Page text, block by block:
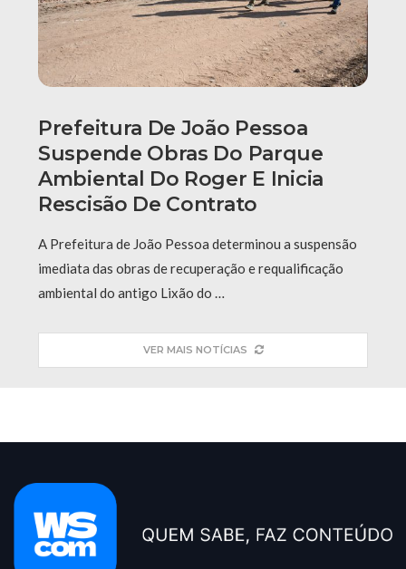
Prefeitura De João Pessoa
Suspende Obras Do Parque
Ambiental Do Roger E Inicia
Rescisão De Contrato
A Prefeitura de João Pessoa determinou a suspensão
imediata das obras de recuperação e requalificação
ambiental do antigo Lixão do …
VER MAIS NOTÍCIAS